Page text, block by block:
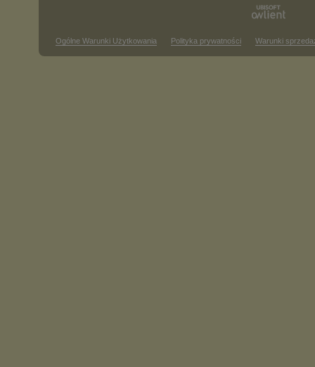
Ogólne Warunki Użytkowania Polityka prywatności Warunki